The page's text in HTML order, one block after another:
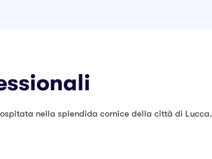
nella splendida cornice della città di Lucca.